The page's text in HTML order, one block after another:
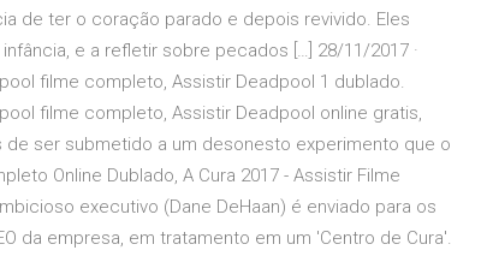
de ter o coração parado e depois revivido. Eles
e a refletir sobre pecados […] 28/11/2017 ·
filme completo, Assistir Deadpool 1 dublado.
filme completo, Assistir Deadpool online gratis,
de ser submetido a um desonesto experimento que o
Online Dublado, A Cura 2017 - Assistir Filme
executivo (Dane DeHaan) é enviado para os
da empresa, em tratamento em um 'Centro de Cura'.